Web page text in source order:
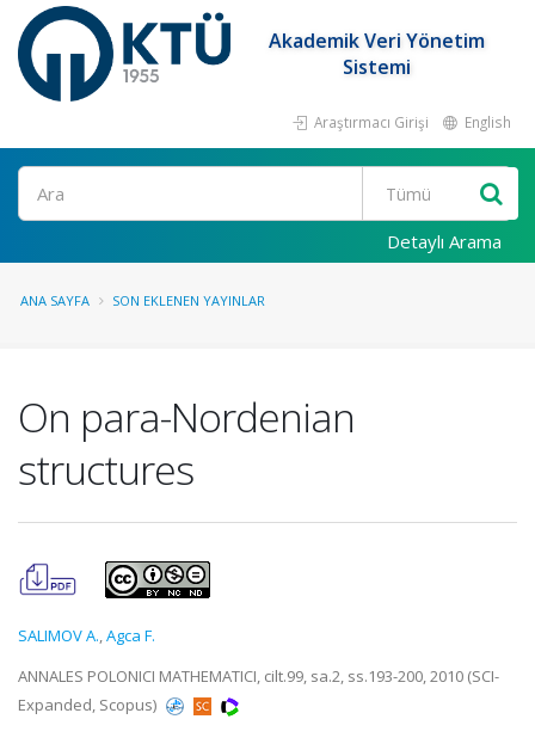
Akademik Veri Yönetim
Sistemi
Araştırmacı Girişi English
Ara
Detaylı Arama
ANA SAYFA SON EKLENEN YAYINLAR
On para-Nordenian
structures
SALIMOV A.,Agca F.
ANNALES POLONICI MATHEMATICI, cilt.99, sa.2, ss.193-200, 2010 (SCI-
Expanded, Scopus)